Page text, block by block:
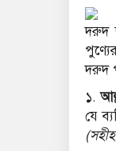
দরুদ
দরুদ
১.
যে